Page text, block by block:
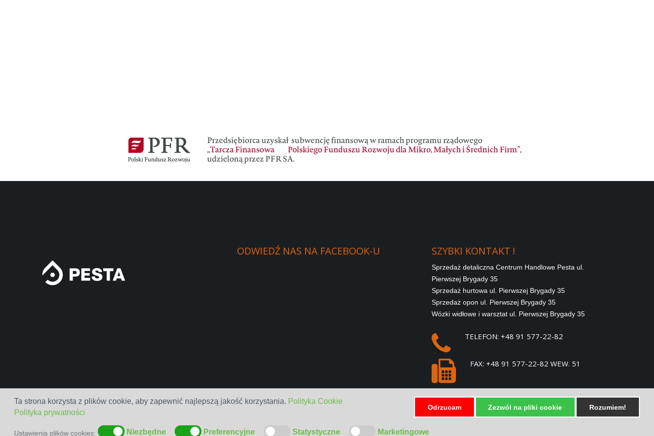
Ta strona korzysta z plików cookie, aby zapewnić najlepszą jakość korzystania. Polityka Cookie
Polityka prywatności
Odrzucam Zezwól na pliki cookie Rozumiem!
Ustawienia plików cookies: Niezbędne Preferencyjne Statystyczne Marketingowe
ODWIEDŹ NAS NA FACEBOOK-U SZYBKI KONTAKT !
Sprzedaż detaliczna Centrum Handlowe Pesta ul.
Pierwszej Brygady 35
Sprzedaż hurtowa ul. Pierwszej Brygady 35
Sprzedaż opon ul. Pierwszej Brygady 35
Wózki widłowe i warsztat ul. Pierwszej Brygady 35
TELEFON: +48 91 577-22-82
FAX: +48 91 577-22-82 WEW. 51
E-MAIL:SPRZEDAZ@PESTA.COM.PL